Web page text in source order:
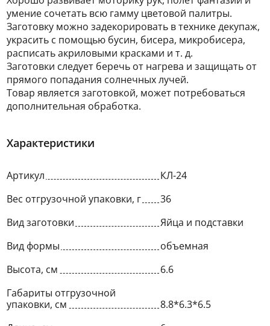
умение сочетать всю гамму цветовой палитры.
Заготовку можно задекорировать в технике декупаж,
украсить с помощью бусин, бисера, микробисера,
расписать акриловыми красками и т. д.
Заготовки следует беречь от нагрева и защищать от
прямого попадания солнечных лучей.
Товар является заготовкой, может потребоваться
дополнительная обработка.
Характеристики
Артикул
КЛ-24
Вес отгрузочной упаковки, г
36
Вид заготовки
Яйца и подставки
Вид формы
объемная
Высота, см
6.6
Габариты отгрузочной
упаковки, см
8.8*6.3*6.5